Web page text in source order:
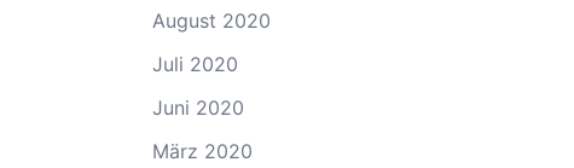
August 2020
Juli 2020
Juni 2020
März 2020